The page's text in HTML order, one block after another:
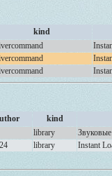
kind
kind
library
library
Instant